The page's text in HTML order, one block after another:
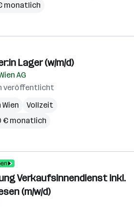
monatlich
Lager (w/m/d)
AG
veröffentlicht
Vollzeit
€ monatlich
Verkaufsinnendienst inkl.
(m/w/d)